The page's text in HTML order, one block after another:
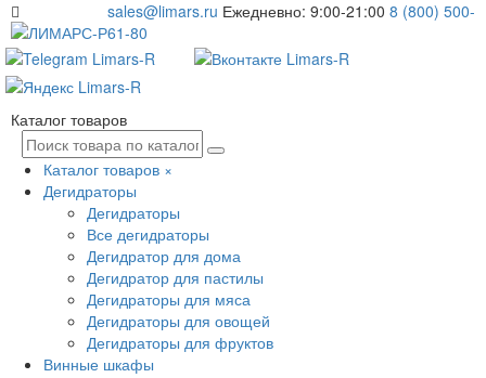
sales@limars.ru Ежедневно: 9:00-21:00 8 (800) 500-
61-80
Каталог товаров
Каталог товаров ×
Дегидраторы
Дегидраторы
Все дегидраторы
Дегидратор для дома
Дегидратор для пастилы
Дегидраторы для мяса
Дегидраторы для овощей
Дегидраторы для фруктов
Винные шкафы